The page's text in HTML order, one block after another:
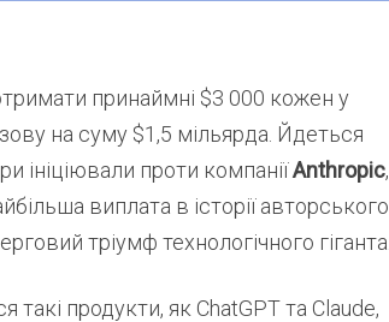
принаймні $3 000 кожен у
на суму $1,5 мільярда. Йдеться
ініціювали проти компаніїAnthropic,
виплата в історії авторського
тріумф технологічного гіганта.
такі продукти, як ChatGPT та Claude,